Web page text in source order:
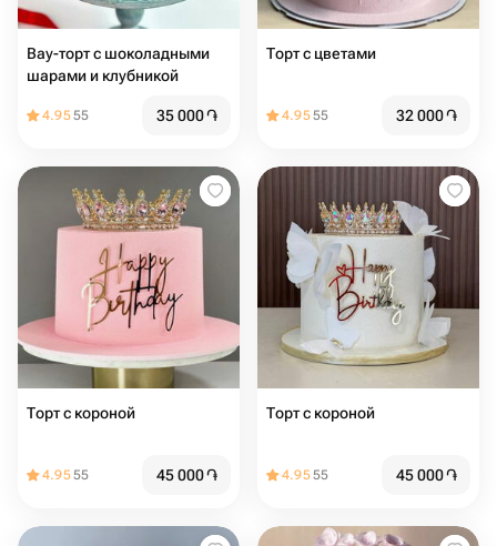
Вау-торт с шоколадными
шарами и клубникой
4.9555 35 000֏
Торт с цветами
4.9555 32 000֏
Торт с короной
4.9555 45 000֏
Торт с короной
4.9555 45 000֏